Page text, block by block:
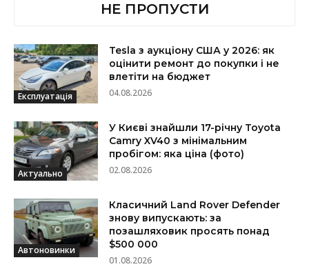
НЕ ПРОПУСТИ
Експлуатація
Tesla з аукціону США у 2026: як
оцінити ремонт до покупки і не
влетіти на бюджет
04.08.2026
Актуально
У Києві знайшли 17-річну Toyota
Camry XV40 з мінімальним
пробігом: яка ціна (фото)
02.08.2026
Автоновинки
Класичний Land Rover Defender
знову випускають: за
позашляховик просять понад
$500 000
01.08.2026